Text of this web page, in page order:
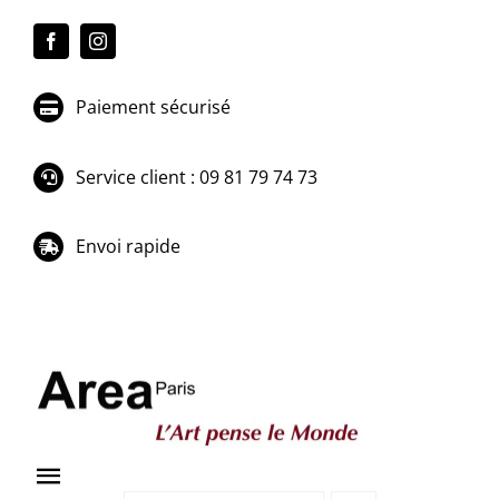
Paiement sécurisé
Service client : 09 81 79 74 73
Envoi rapide